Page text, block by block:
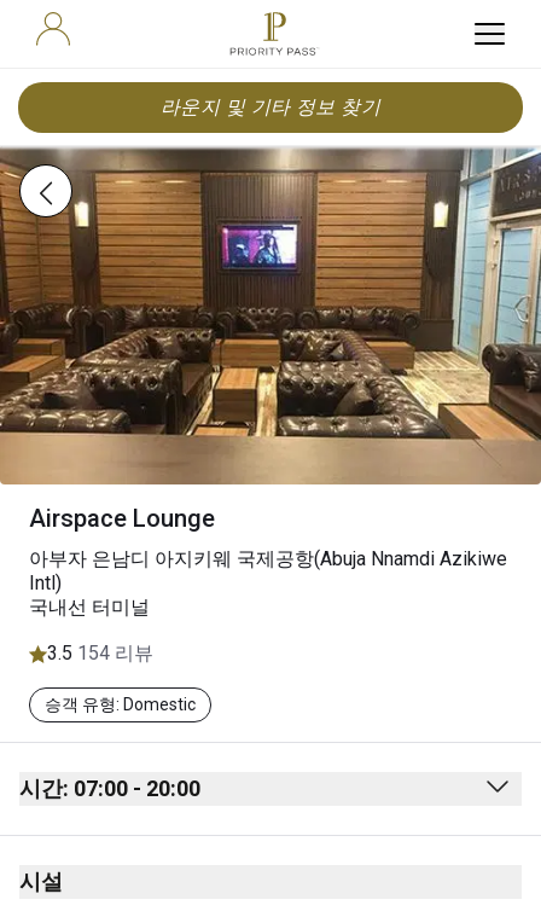
라운지 및 기타 정보 찾기
Airspace Lounge
아부자 은남디 아지키웨 국제공항(Abuja Nnamdi Azikiwe
Intl)
국내선 터미널
3.5 154 리뷰
승객 유형: Domestic
시간: 07:00 - 20:00
Monday 07:00 - 20:00
Tuesday
시설